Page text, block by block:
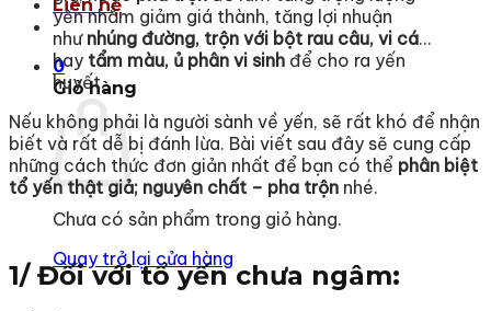
Liên hệ
0
Giỏ hàng
Chưa có sản phẩm trong giỏ hàng.
Quay trở lại cửa hàng
yến nhằm giảm giá thành, tăng lợi nhuận
như nhúng đường, trộn với bột rau câu, vi cá…
hay tẩm màu, ủ phân vi sinh để cho ra yến
huyết.
Nếu không phải là người sành về yến, sẽ rất khó để nhận
biết và rất dễ bị đánh lừa. Bài viết sau đây sẽ cung cấp
những cách thức đơn giản nhất để bạn có thể phân biệt
tổ yến thật giả; nguyên chất – pha trộn nhé.
1/ Đối với tổ yến chưa ngâm: